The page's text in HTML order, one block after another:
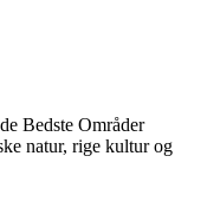
Bedste Områder
natur, rige kultur og